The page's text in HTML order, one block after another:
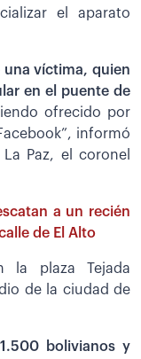
el aparato
una víctima, quien
en el puente de
ofrecido por
informó
Paz, el coronel
a un recién
de El Alto
la plaza Tejada
de la ciudad de
bolivianos y